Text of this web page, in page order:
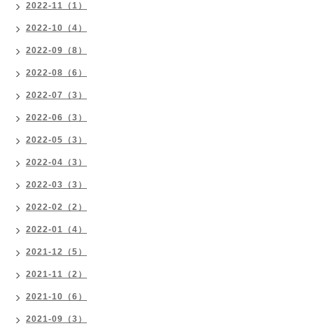
2022-11（1）
2022-10（4）
2022-09（8）
2022-08（6）
2022-07（3）
2022-06（3）
2022-05（3）
2022-04（3）
2022-03（3）
2022-02（2）
2022-01（4）
2021-12（5）
2021-11（2）
2021-10（6）
2021-09（3）